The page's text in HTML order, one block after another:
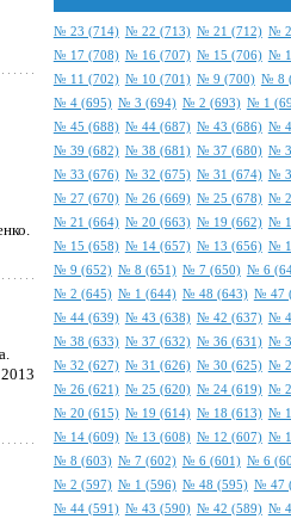
№ 23 (714) № 22 (713) № 21 (712) №
№ 17 (708) № 16 (707) № 15 (706) №
№ 11 (702) № 10 (701) № 9 (700) № 8
№ 4 (695) № 3 (694) № 2 (693) № 1
№ 45 (688) № 44 (687) № 43 (686) №
№ 39 (682) № 38 (681) № 37 (680) №
№ 33 (676) № 32 (675) № 31 (674) №
№ 27 (670) № 26 (669) № 25 (678) №
№ 21 (664) № 20 (663) № 19 (662) №
№ 15 (658) № 14 (657) № 13 (656) №
№ 9 (652) № 8 (651) № 7 (650) № 6
№ 2 (645) № 1 (644) № 48 (643) № 47
№ 44 (639) № 43 (638) № 42 (637) №
№ 38 (633) № 37 (632) № 36 (631) №
№ 32 (627) № 31 (626) № 30 (625) №
№ 26 (621) № 25 (620) № 24 (619) №
№ 20 (615) № 19 (614) № 18 (613) №
№ 14 (609) № 13 (608) № 12 (607) №
№ 8 (603) № 7 (602) № 6 (601) № 6
№ 2 (597) № 1 (596) № 48 (595) № 47
№ 44 (591) № 43 (590) № 42 (589) №